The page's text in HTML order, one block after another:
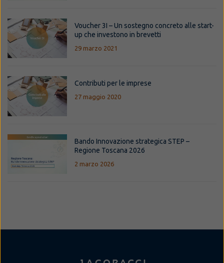
Voucher 3I – Un sostegno concreto alle start-
up che investono in brevetti
29 marzo 2021
Contributi per le imprese
27 maggio 2020
Bando Innovazione strategica STEP –
Regione Toscana 2026
2 marzo 2026